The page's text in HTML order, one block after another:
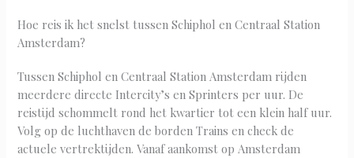
Hoe reis ik het snelst tussen Schiphol en Centraal Station
Amsterdam?
Tussen Schiphol en Centraal Station Amsterdam rijden
meerdere directe Intercity’s en Sprinters per uur. De
reistijd schommelt rond het kwartier tot een klein half uur.
Volg op de luchthaven de borden Trains en check de
actuele vertrektijden. Vanaf aankomst op Amsterdam